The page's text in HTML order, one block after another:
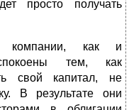
просто получать
компании, как и
тем, как
свой капитал, не
В результате они